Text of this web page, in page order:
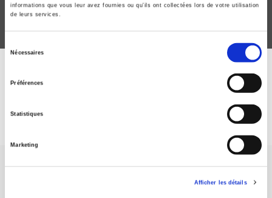
informations que vous leur avez fournies ou qu'ils ont collectées lors de votre utilisation
de leurs services.
Nécessaires
Préférences
Statistiques
Marketing
Afficher les détails